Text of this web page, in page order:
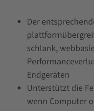
Der
schlank,
Endgeräten
Unterstützt die
wenn Computer